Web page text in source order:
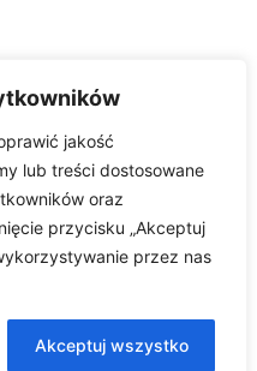
jakość
lub treści dostosowane
oraz
przycisku „Akceptuj
przez nas
Akceptuj wszystko